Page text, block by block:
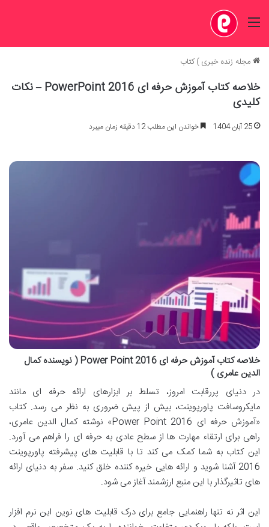
منو
مجله زنده خبری)کتاب
خلاصه کتاب آموزش حرفه ای PowerPoint 2016 – نکات
کلیدی
25 آبان 1404 خواندن این مطلب 12 دقیقه زمان میبرد
خلاصه کتاب آموزش حرفه ای Power Point 2016 ( نویسنده کمال
الدین عامری )
در دنیای پررقابت امروز، تسلط بر ابزارهای ارائه حرفه ای مانند
مایکروسافت پاورپوینت، بیش از پیش ضروری به نظر می رسد. کتاب
«آموزش حرفه ای Power Point 2016» نوشته کمال الدین عامری،
راهی برای ارتقاء مهارت ها از سطح عادی به حرفه ای را فراهم می آورد.
این کتاب به شما کمک می کند تا با قابلیت های پیشرفته پاورپوینت
2016 آشنا شوید و ارائه هایی خیره کننده خلق کنید. سفر به دنیای ارائه
های تاثیرگذار با این منبع ارزشمند آغاز می شود.
این اثر نه تنها راهنمایی جامع برای درک قابلیت های نوین این نرم افزار